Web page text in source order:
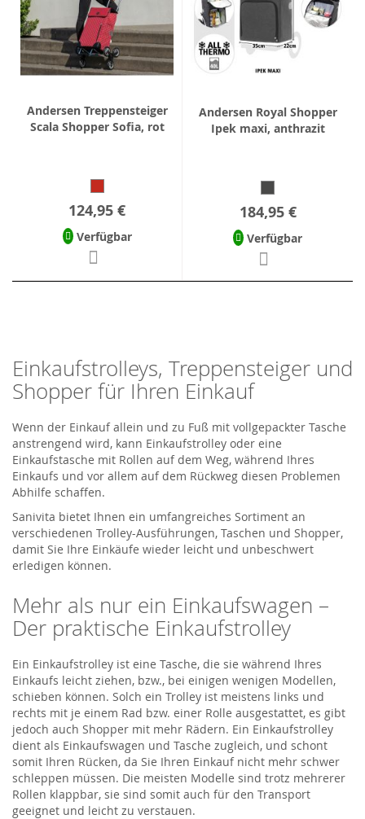
Andersen Treppensteiger
Scala Shopper Sofia, rot
124,95 €
Verfügbar
Andersen Royal Shopper
Ipek maxi, anthrazit
184,95 €
Verfügbar
Einkaufstrolleys, Treppensteiger und
Shopper für Ihren Einkauf
Wenn der Einkauf allein und zu Fuß mit vollgepackter Tasche
anstrengend wird, kann Einkaufstrolley oder eine
Einkaufstasche mit Rollen auf dem Weg, während Ihres
Einkaufs und vor allem auf dem Rückweg diesen Problemen
Abhilfe schaffen.
Sanivita bietet Ihnen ein umfangreiches Sortiment an
verschiedenen Trolley-Ausführungen, Taschen und Shopper,
damit Sie Ihre Einkäufe wieder leicht und unbeschwert
erledigen können.
Mehr als nur ein Einkaufswagen –
Der praktische Einkaufstrolley
Ein Einkaufstrolley ist eine Tasche, die sie während Ihres
Einkaufs leicht ziehen, bzw., bei einigen wenigen Modellen,
schieben können. Solch ein Trolley ist meistens links und
rechts mit je einem Rad bzw. einer Rolle ausgestattet, es gibt
jedoch auch Shopper mit mehr Rädern. Ein Einkaufstrolley
dient als Einkaufswagen und Tasche zugleich, und schont
somit Ihren Rücken, da Sie Ihren Einkauf nicht mehr schwer
schleppen müssen. Die meisten Modelle sind trotz mehrerer
Rollen klappbar, sie sind somit auch für den Transport
geeignet und leicht zu verstauen.